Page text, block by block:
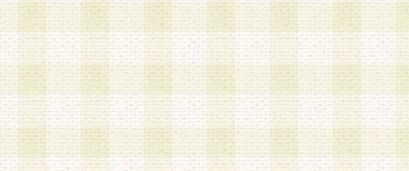
の注意をもって当該情報を使用させるものとし ま
a.本サービスに係る謝礼、景品、調査サンプル品
b.会員からの電話、メール等の問い合わせなどへ
c.モバイルリサーチ、またはグループ形式による
実施もしくは運営
d.その他これらに付随する業務